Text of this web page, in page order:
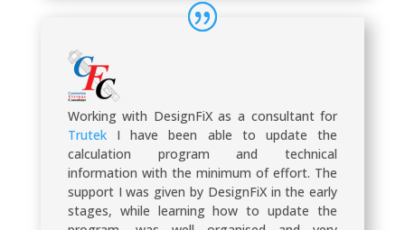
Working with DesignFiX as a consultant for
TrutekI have been able to update the
calculation program and technical
information with the minimum of effort. The
support I was given by DesignFiX in the early
stages, while learning how to update the